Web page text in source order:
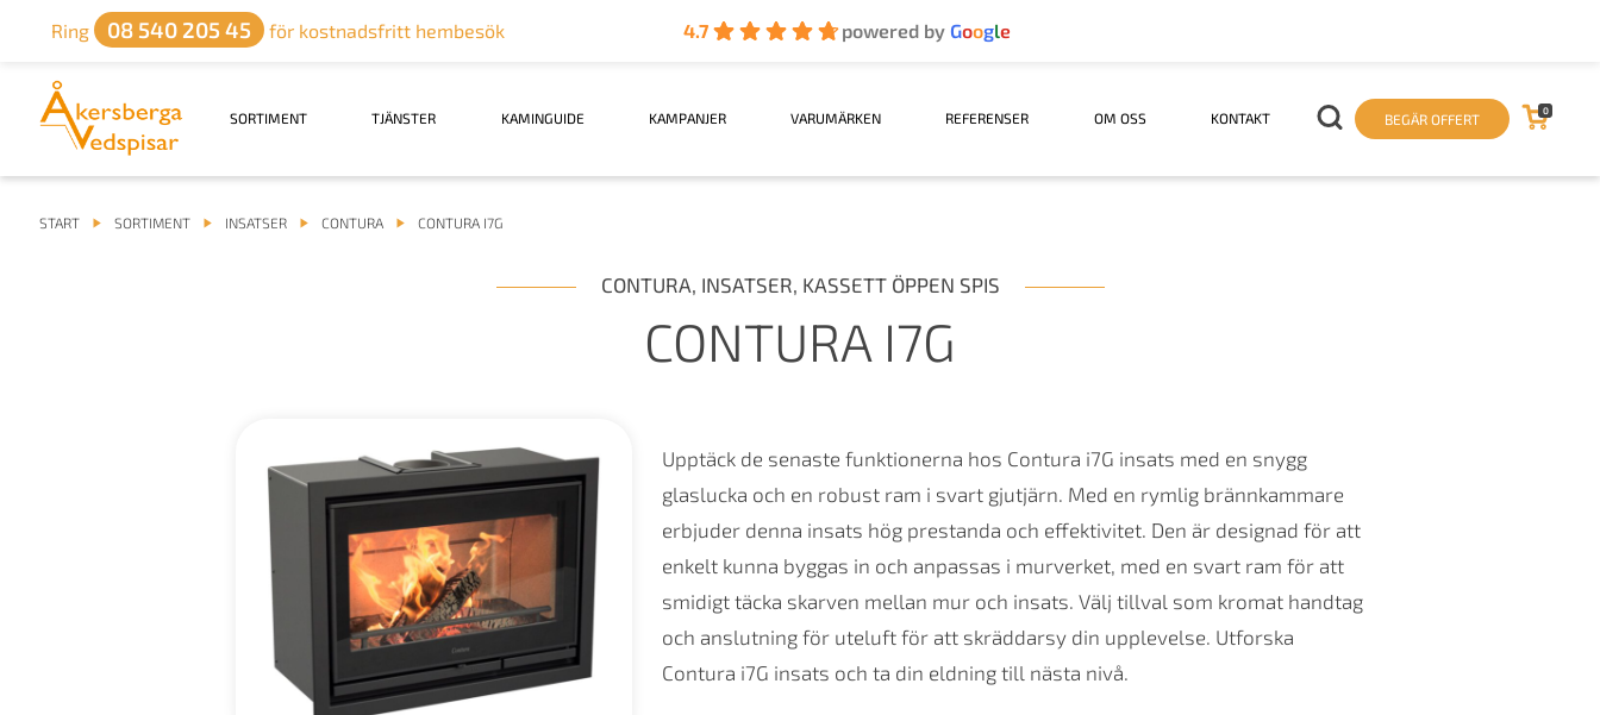
Ring 08 540 205 45 för kostnadsfritt hembesök 4.7 powered byGoogle
SORTIMENT TJÄNSTER KAMINGUIDE KAMPANJER VARUMÄRKEN REFERENSER OM OSS KONTAKT BEGÄR OFFERT 0
START SORTIMENT INSATSER CONTURA CONTURA I7G
CONTURA, INSATSER, KASSETT ÖPPEN SPIS
CONTURA I7G
Upptäck de senaste funktionerna hos Contura i7G insats med en snygg
glaslucka och en robust ram i svart gjutjärn. Med en rymlig brännkammare
erbjuder denna insats hög prestanda och effektivitet. Den är designad för att
enkelt kunna byggas in och anpassas i murverket, med en svart ram för att
smidigt täcka skarven mellan mur och insats. Välj tillval som kromat handtag
och anslutning för uteluft för att skräddarsy din upplevelse. Utforska
Contura i7G insats och ta din eldning till nästa nivå.